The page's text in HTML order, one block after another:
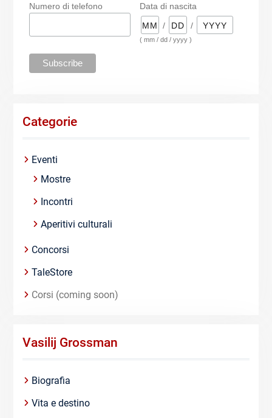
Numero di telefono
Data di nascita
/
/
( mm / dd / yyyy )
Categorie
Eventi
Mostre
Incontri
Aperitivi culturali
Concorsi
TaleStore
Corsi (coming soon)
Vasilij Grossman
Biografia
Vita e destino